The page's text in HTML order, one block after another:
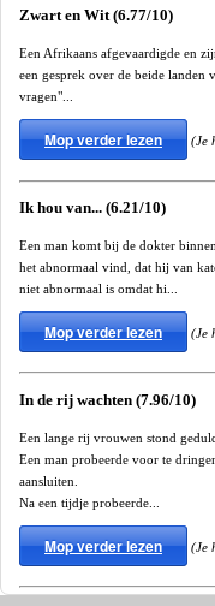
Zwart en Wit (6.77/10)
Een Afrikaans afgevaardigde en
een gesprek over de beide
vragen"...
Mop verder lezen (Je
Ik hou van... (6.21/10)
Een man komt bij de dokter
het abnormaal vind, dat hij van
niet abnormaal is omdat hi...
Mop verder lezen (Je
In de rij wachten (7.96/10)
Een lange rij vrouwen stond
Een man probeerde voor te
aansluiten.
Na een tijdje probeerde...
Mop verder lezen (Je